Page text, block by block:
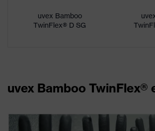
uvex Bamboo
TwinFlex® D SG
uvex Bamboo TwinFlex®